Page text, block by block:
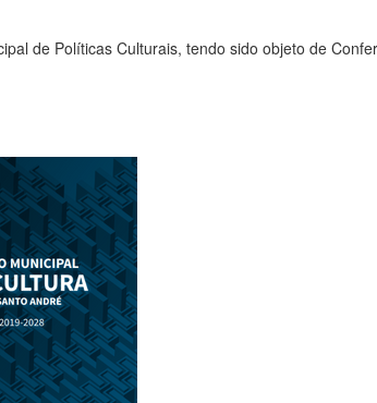
de Políticas Culturais, tendo sido objeto de